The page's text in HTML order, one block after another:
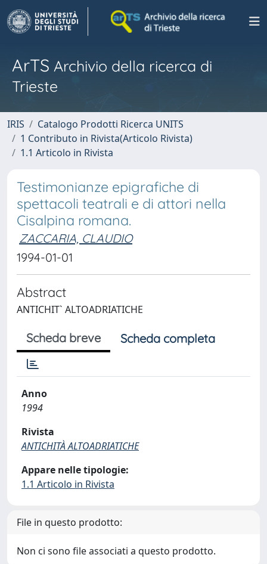
ArTS Archivio della ricerca di
Trieste
IRIS
Catalogo Prodotti Ricerca UNITS
1 Contributo in Rivista(Articolo Rivista)
1.1 Articolo in Rivista
Testimonianze epigrafiche di
spettacoli teatrali e di attori nella
Cisalpina romana.
ZACCARIA, CLAUDIO
1994-01-01
Abstract
ANTICHIT` ALTOADRIATICHE
Scheda breve Scheda completa
Anno
1994
Rivista
ANTICHITÀ ALTOADRIATICHE
Appare nelle tipologie:
1.1 Articolo in Rivista
File in questo prodotto:
Non ci sono file associati a questo prodotto.